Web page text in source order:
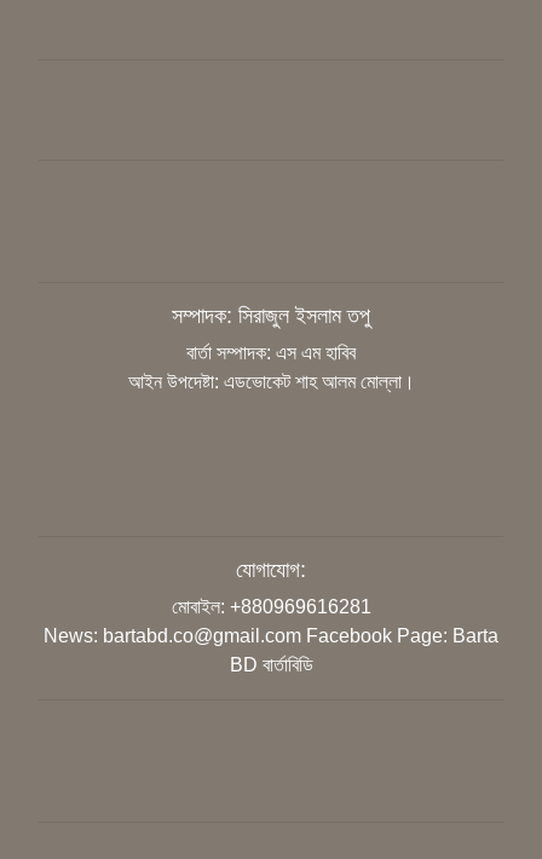
তদন্ত চাইলেন কাপাসিয়ার গণমাধ্যমকর্মীরা
জুলাইয়ের শহীদদের আত্মত্যাগ ইতিহাসে
‘গণভোটের রায় সম্মান করুন, সংবিধান সংস্কার
কমিশন গঠন করুন’
সম্পাদক: সিরাজুল ইসলাম তপু
বার্তা সম্পাদক: এস এম হাবিব
আইন উপদেষ্টা: এডভোকেট শাহ আলম মোল্লা।
যোগাযোগ:
মোবাইল: +880969616281
News: bartabd.co@gmail.com Facebook Page: Barta
BD বার্তাবিডি